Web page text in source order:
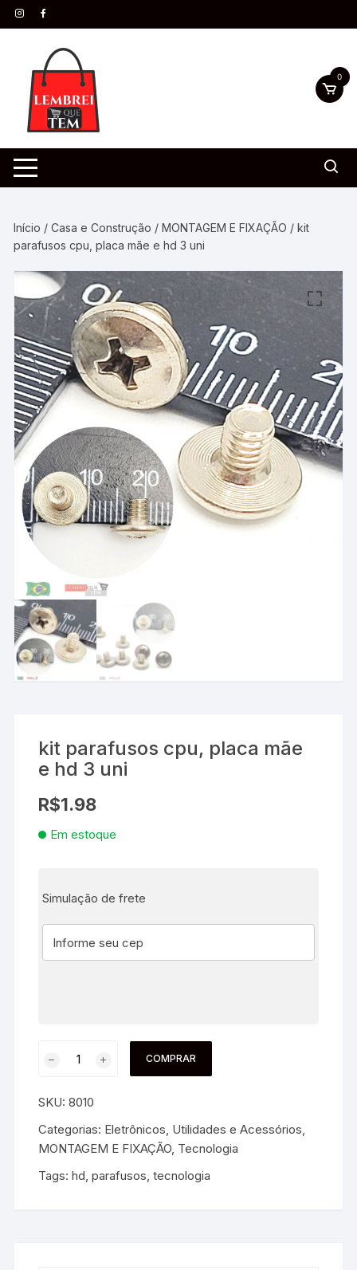
0
Início /Casa e Construção /MONTAGEM E FIXAÇÃO / kit
parafusos cpu, placa mãe e hd 3 uni
kit parafusos cpu, placa mãe
e hd 3 uni
R$1.98
Em estoque
Simulação de frete
COMPRAR
SKU:8010
Categorias: Eletrônicos, Utilidades e Acessórios,
MONTAGEM E FIXAÇÃO, Tecnologia
Tags:hd,parafusos,tecnologia